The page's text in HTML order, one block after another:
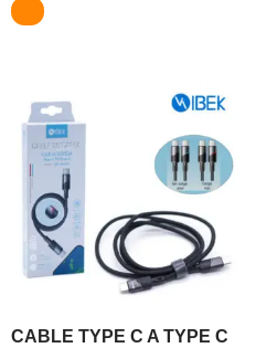
CABLE TYPE C A TYPE C